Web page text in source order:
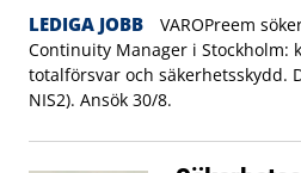
LEDIGA JOBB
VAROPreem
Continuity Manager i Stockholm:
totalförsvar och säkerhetsskydd.
NIS2). Ansök 30/8.